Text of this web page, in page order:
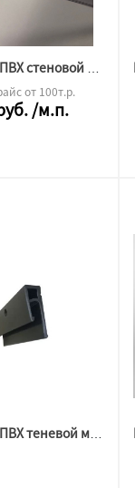
Профиль ПВХ стеновой перфорированный 2м СЕРЫЙ (320гр)
от 100т.р.
/м.п.
Профиль ПВХ теневой мини 2,5м Бизон